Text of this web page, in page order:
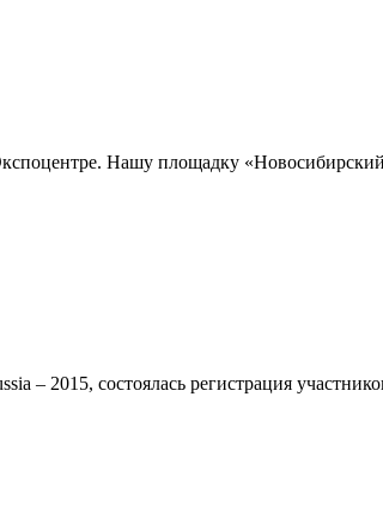
Нашу площадку
– 2015, состоялась регистрация